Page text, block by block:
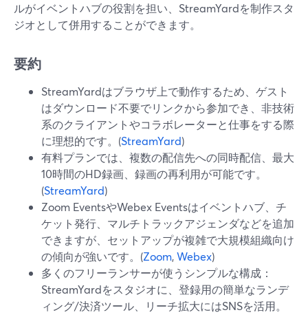
ルがイベントハブの役割を担い、StreamYardを制作スタ
ジオとして併用することができます。
要約
StreamYardはブラウザ上で動作するため、ゲスト
はダウンロード不要でリンクから参加でき、非技術
系のクライアントやコラボレーターと仕事をする際
に理想的です。(StreamYard)
有料プランでは、複数の配信先への同時配信、最大
10時間のHD録画、録画の再利用が可能です。
(StreamYard)
Zoom EventsやWebex Eventsはイベントハブ、チ
ケット発行、マルチトラックアジェンダなどを追加
できますが、セットアップが複雑で大規模組織向け
の傾向が強いです。(Zoom,Webex)
多くのフリーランサーが使うシンプルな構成：
StreamYardをスタジオに、登録用の簡単なランデ
ィング/決済ツール、リーチ拡大にはSNSを活用。